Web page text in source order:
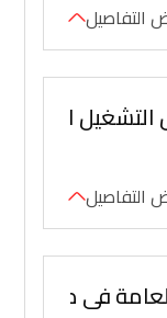
التفاصيل
التفاصيل
في ضوء